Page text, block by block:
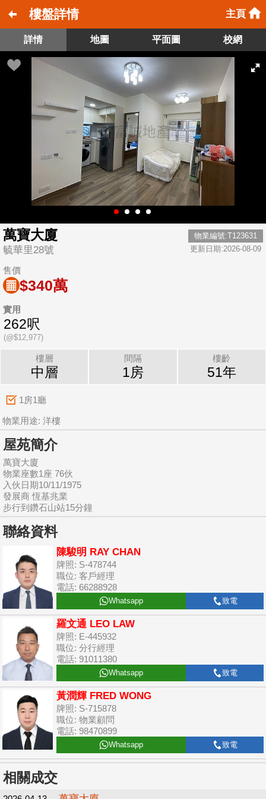
樓盤詳情 主頁
詳情 地圖 平面圖 校網
萬寶大廈
毓華里28號
物業編號:T123631
更新日期:2026-08-09
售價
$340萬
實用
262呎
(@$12,977)
樓層
中層
間隔
1房
樓齡
51年
1房1廳
物業用途: 洋樓
屋苑簡介
萬寶大廈
物業座數1座 76伙
入伙日期10/11/1975
發展商 恆基兆業
步行到鑽石山站15分鐘
聯絡資料
陳駿明 RAY CHAN
牌照: S-478744
職位: 客戶經理
電話: 66288928
Whatsapp 致電
羅文通 LEO LAW
牌照: E-445932
職位: 分行經理
電話: 91011380
Whatsapp 致電
黃潤輝 FRED WONG
牌照: S-715878
職位: 物業顧問
電話: 98470899
Whatsapp 致電
相關成交